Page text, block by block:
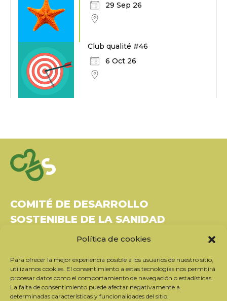
Política de cookies
Para ofrecer la mejor experiencia posible a los usuarios de nuestro sitio,
utilizamos cookies. El consentimiento a estas tecnologías nos permitirá
procesar datos como el comportamiento de navegación o estadísticas.
La falta de consentimiento puede afectar negativamente a
determinadas características y funcionalidades del sitio.
29 Sep 26
Club qualité #46
6 Oct 26
COMITÉ DE DESARROLLO
SOSTENIBLE DE LA SANIDAD
Bâtiment Le Rubixco, 1 rue Bernard Maris
Tel: 06 26 49 36 81 -
contact@c2ds.eu
TwitterLinkedIn
Youtube